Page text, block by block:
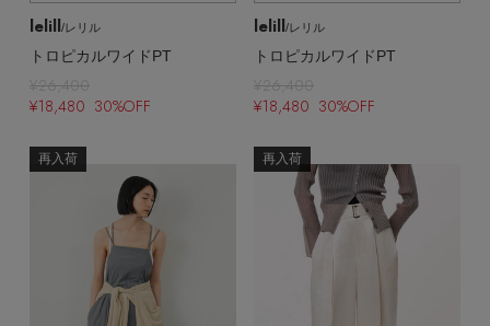
lelill/レリル
トロピカルワイドPT
¥26,400
¥18,480 30%OFF
lelill/レリル
トロピカルワイドPT
¥26,400
¥18,480 30%OFF
再入荷
再入荷